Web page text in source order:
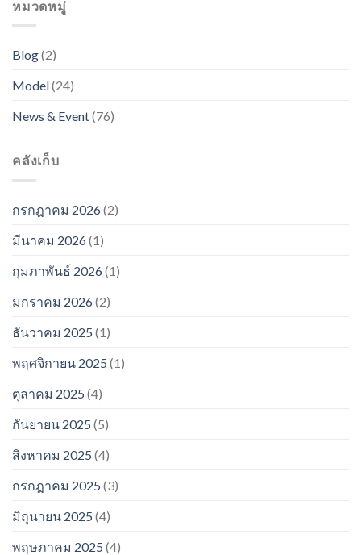
หมวดหมู่
Blog(2)
Model(24)
News & Event(76)
คลังเก็บ
กรกฎาคม 2026(2)
มีนาคม 2026(1)
กุมภาพันธ์ 2026(1)
มกราคม 2026(2)
ธันวาคม 2025 (1)
พฤศจิกายน 2025 (1)
ตุลาคม 2025 (4)
กันยายน 2025 (5)
สิงหาคม 2025 (4)
กรกฎาคม 2025 (3)
มิถุนายน 2025 (4)
พฤษภาคม 2025 (4)